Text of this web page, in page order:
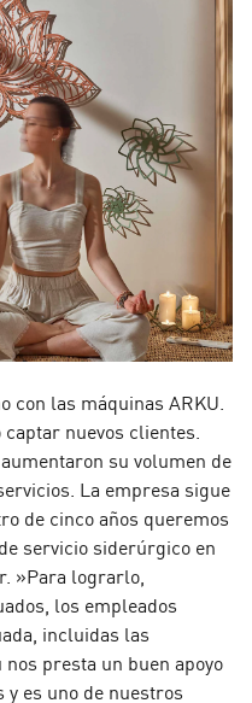
con las máquinas ARKU.
nuevos clientes.
su volumen de
La empresa sigue
de cinco años queremos
servicio siderúrgico en
»Para lograrlo,
los empleados
incluidas las
presta un buen apoyo
es uno de nuestros